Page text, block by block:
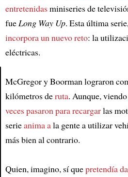
Article
entretenidasminiseries de
fueLong Way Up. Esta última
incorpora un nuevo reto: la
eléctricas.
McGregor y Boorman lograron
kilómetros deruta. Aunque, viendo
veces pasaron para recargarlas
serieanima ala gente a utilizar
más bien al contrario.
Quien, imagino, sí quepretendía